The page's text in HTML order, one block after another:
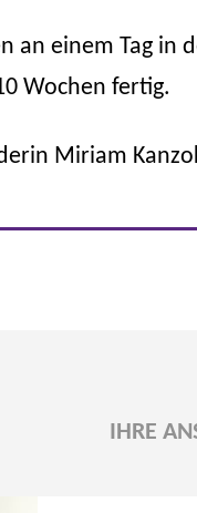
an einem Tag in
Wochen fertig.
Miriam
IHRE